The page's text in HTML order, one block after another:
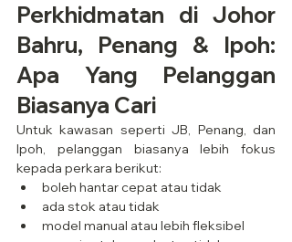
Perkhidmatan di Johor
Bahru, Penang & Ipoh:
Apa Yang Pelanggan
Biasanya Cari
Untuk kawasan seperti JB, Penang, dan
Ipoh, pelanggan biasanya lebih fokus
kepada perkara berikut:
boleh hantar cepat atau tidak
ada stok atau tidak
model manual atau lebih fleksibel